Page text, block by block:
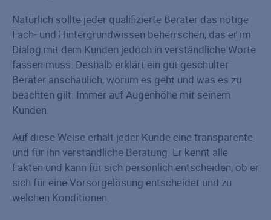
Natürlich sollte jeder qualifizierte Berater das nötige
Fach- und Hintergrundwissen beherrschen, das er im
Dialog mit dem Kunden jedoch in verständliche Worte
fassen muss. Deshalb erklärt ein gut geschulter
Berater anschaulich, worum es geht und was es zu
beachten gilt. Immer auf Augenhöhe mit seinem
Kunden.
Auf diese Weise erhält jeder Kunde eine transparente
und für ihn verständliche Beratung. Er kennt alle
Fakten und kann für sich persönlich entscheiden, ob er
sich für eine Vorsorgelösung entscheidet und zu
welchen Konditionen.